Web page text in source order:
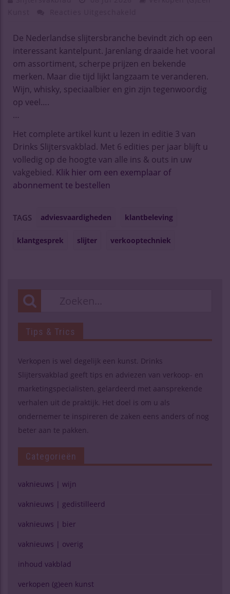
De Nederlandse slijtersbranche bevindt zich op een
interessant kantelpunt. Jarenlang draaide het vooral
om assortiment, scherpe prijzen en bekende
merken. Maar die tijd lijkt langzaam te veranderen.
Wijn, whisky, speciaalbier en gin zijn tegenwoordig
op veel….
…
Het complete artikel kunt u lezen in editie 3 van
Drinks Slijtersvakblad. Met 6 edities per jaar blijft u
volledig op de hoogte van alle ins & outs in uw
vakgebied. Klik hier om een exemplaar of
abonnement te bestellen
TAGS adviesvaardigheden klantbeleving
klantgesprek slijter verkooptechniek
Tips & Trics
Verkopen is wel degelijk een kunst. Drinks
Slijtersvakblad geeft tips en adviezen van verkoop- en
marketingspecialisten, gelardeerd met aansprekende
verhalen uit de praktijk. Het doel is om u als
ondernemer te inspireren de zaken eens anders of nog
beter aan te pakken.
Categorieën
vaknieuws | wijn
vaknieuws | gedistilleerd
vaknieuws | bier
vaknieuws | overig
inhoud vakblad
verkopen (g)een kunst